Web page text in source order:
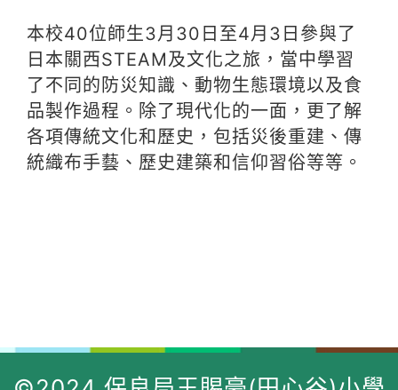
本校40位師生3月30日至4月3日參與了
日本關西STEAM及文化之旅，當中學習
了不同的防災知識、動物生態環境以及食
品製作過程。除了現代化的一面，更了解
各項傳統文化和歷史，包括災後重建、傳
統織布手藝、歷史建築和信仰習俗等等。